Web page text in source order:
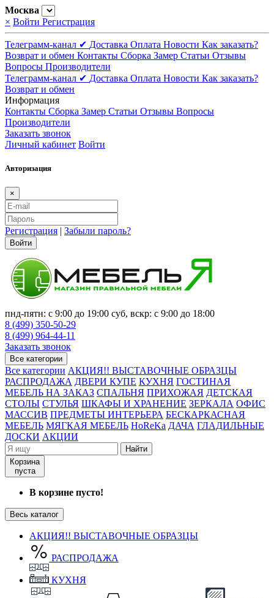
Москва
× Войти Регистрация
Телеграмм-канал ✔ Доставка Оплата Новости Как заказать?
Возврат и обмен Контакты Сборка Замер Статьи Отзывы
Вопросы Производители
Телеграмм-канал ✔ Доставка Оплата Новости Как заказать?
Возврат и обмен
Информация
Контакты Сборка Замер Статьи Отзывы Вопросы
Производители
Заказать звонок
Личный кабинет Войти
Авторизация
×
Регистрация | Забыли пароль?
Войти
пнд-пятн: с 9:00 до 19:00 суб, вскр: с 9:00 до 18:00
8 (499) 350-50-29
8 (499) 964-44-11
Заказать звонок
Все категории
Все категории АКЦИЯ!! ВЫСТАВОЧНЫЕ ОБРАЗЦЫ
РАСПРОДАЖА ДВЕРИ КУПЕ КУХНЯ ГОСТИНАЯ
МЕБЕЛЬ НА ЗАКАЗ СПАЛЬНЯ ПРИХОЖАЯ ДЕТСКАЯ
СТОЛЫ СТУЛЬЯ ШКАФЫ И ХРАНЕНИЕ ЗЕРКАЛА ОФИС
МАССИВ ПРЕДМЕТЫ ИНТЕРЬЕРА БЕСКАРКАСНАЯ
МЕБЕЛЬ МЯГКАЯ МЕБЕЛЬ HoReKa ДАЧА ГЛАДИЛЬНЫЕ
ДОСКИ АКЦИИ
Найти
Корзина
пуста
В корзине пусто!
Весь каталог
АКЦИЯ!! ВЫСТАВОЧНЫЕ ОБРАЗЦЫ
РАСПРОДАЖА
КУХНЯ